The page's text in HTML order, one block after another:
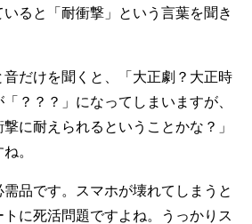
ると「耐衝撃」という言葉を聞き
音だけを聞くと、「大正劇？大正時
？？？」になってしまいますが、
に耐えられるということかな？」
。
品です。スマホが壊れてしまうと
に死活問題ですよね。うっかりス